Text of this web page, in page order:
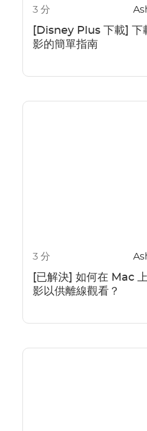
3 分
[Disney Plus 下載]
影的簡單指南
3 分
[已解決] 如何在 Mac
影以供離線觀看？